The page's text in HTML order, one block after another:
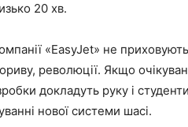
20 хв.
«EasyJet» не
революції. Якщо
докладуть руку і
нової системи шасі.